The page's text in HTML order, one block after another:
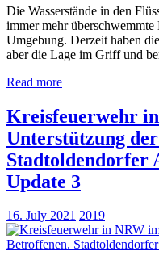
Die Wasserstände in den
immer mehr
Umgebung. Derzeit haben
aber die Lage im Griff und
Read more
Kreisfeuerwehr
Unterstützung
Stadtoldendorfer
Update 3
16. July 2021 2019